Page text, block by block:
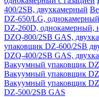
400/2SB, двухкамерный
DZ-650/LG,
DZ-260D, однокамерный,
DZQ-800/2SB GAS,
упаковщик DZ-600/2SB
DZQ-400/2SB GAS,
Вакуумный упаковщик
Вакуумный упаковщик
Вакуумный упаковщик
DZ-500/2SB GAS